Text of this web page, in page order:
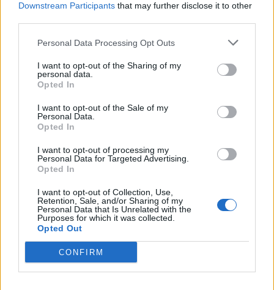
Downstream Participants that may further disclose it to other
Personal Data Processing Opt Outs
I want to opt-out of the Sharing of my
personal data.
Opted In
I want to opt-out of the Sale of my
Personal Data.
Opted In
I want to opt-out of processing my
Personal Data for Targeted Advertising.
Opted In
I want to opt-out of Collection, Use,
Retention, Sale, and/or Sharing of my
Personal Data that Is Unrelated with the
Purposes for which it was collected.
Opted Out
CONFIRM
08/08/2026 09:05
Λακωνία: Η Ιερή Μητρόπολη Μονεμβασίας και
Σπάρτης υποδέχεται τους ομογενείς
08/08/2026 08:50